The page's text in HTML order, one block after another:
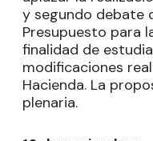
y segundo debate
Presupuesto para
finalidad de
modificaciones
Hacienda. La
plenaria.